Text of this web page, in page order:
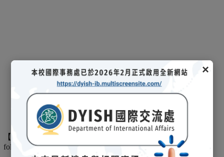
×
【 2025/03/08招生說明會- 114 學年度國際文憑課程暨海攬班 】
following is the record of the 2025/03/08 admission briefing.